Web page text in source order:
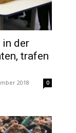
in der
trafen
2018 0